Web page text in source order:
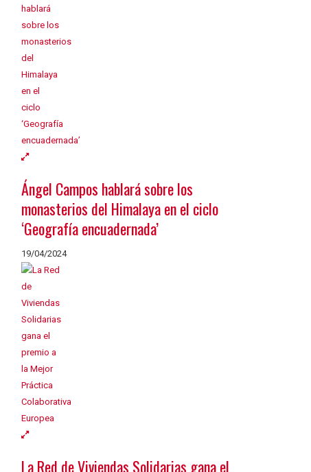
Ángel Campos hablará sobre los
monasterios del Himalaya en el ciclo
‘Geografía encuadernada’
19/04/2024
La Red de Viviendas Solidarias gana el